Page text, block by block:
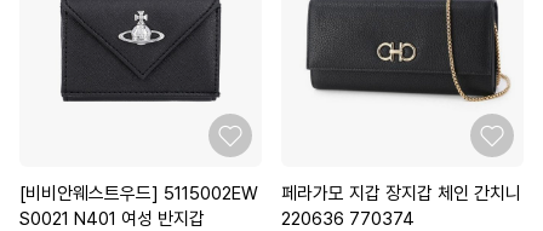
[비비안웨스트우드] 5115002EW
S0021 N401 여성 반지갑
페라가모 지갑 장지갑 체인 간치니
220636 770374